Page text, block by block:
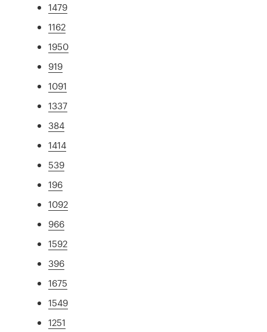
1479
1162
1950
919
1091
1337
384
1414
539
196
1092
966
1592
396
1675
1549
1251